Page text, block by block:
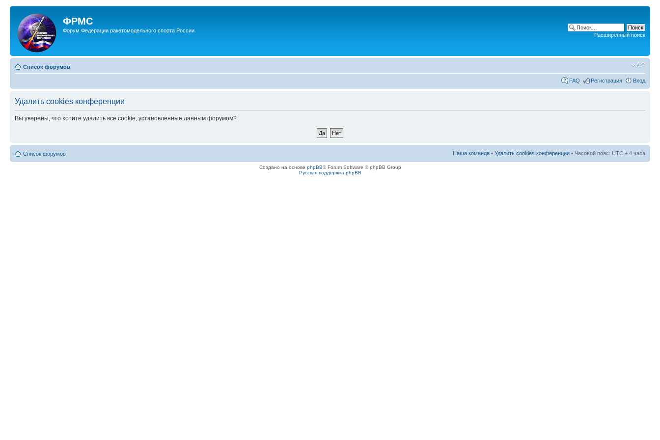
ФРМС
Форум Федерации ракетомодельного спорта России
Расширенный поиск
Список форумов
FAQ Регистрация Вход
Удалить cookies конференции
Вы уверены, что хотите удалить все cookie, установленные данным форумом?
Список форумов Наша команда • Удалить cookies конференции • Часовой пояс: UTC + 4 часа
Создано на основе phpBB® Forum Software © phpBB Group
Русская поддержка phpBB